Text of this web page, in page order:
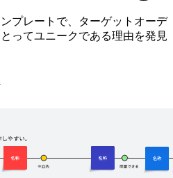
プレートで、ターゲットオーデ
ってユニークである理由を発見